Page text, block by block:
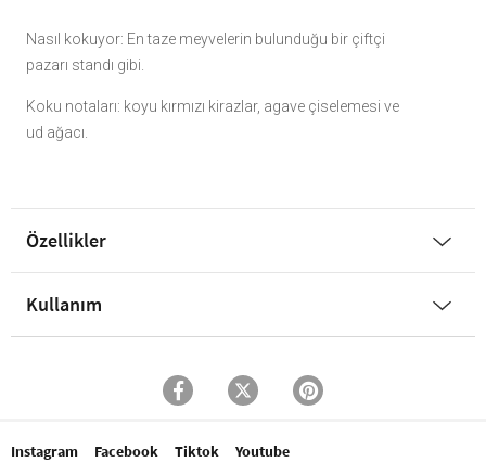
Nasıl kokuyor: En taze meyvelerin bulunduğu bir çiftçi
pazarı standı gibi.
Koku notaları: koyu kırmızı kirazlar, agave çiselemesi ve
ud ağacı.
Özellikler
Kullanım
Instagram Facebook Tiktok Youtube